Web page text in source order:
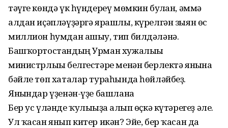
тәүге көндә үк һүндереү мөмкин булған, әммә
алдан иҫәпләүҙәргә ярашлы, күрелгән зыян өс
миллион һумдан ашыу, тип билдәләнә.
Башҡортостандың Урман хужалығы
министрлығы белгестәре менән берлектә янғынға
бәйле төп хаталар тураһында һөйләйбеҙ.
Янғындар үҙенән-үҙе башлана
Бер ус үләнде ҡулығыҙға алып өҫкә күтәрегеҙ әле.
Ул ҡасан янып китер икән? Эйе, бер ҡасан да